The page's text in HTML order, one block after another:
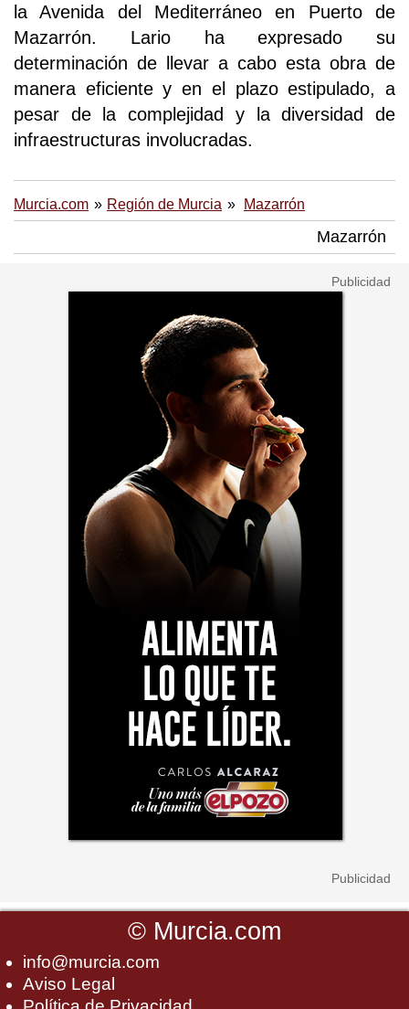
la Avenida del Mediterráneo en Puerto de
Mazarrón. Lario ha expresado su
determinación de llevar a cabo esta obra de
manera eficiente y en el plazo estipulado, a
pesar de la complejidad y la diversidad de
infraestructuras involucradas.
Murcia.com Región de Murcia Mazarrón
Mazarrón
© Murcia.com
info@murcia.com
Aviso Legal